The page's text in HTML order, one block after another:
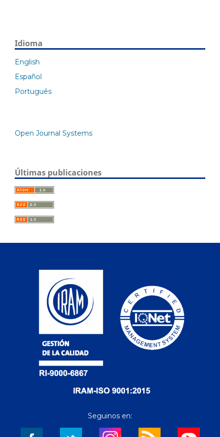
Idioma
English
Español
Português
Open Journal Systems
Últimas publicaciones
Seguinos en: